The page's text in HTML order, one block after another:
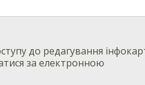
до редагування
за електронною